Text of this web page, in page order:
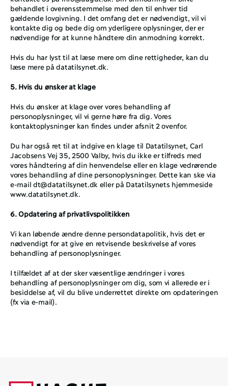
behandlet i overensstemmelse med den til enhver tid
gældende lovgivning. I det omfang det er nødvendigt, vil vi
kontakte dig og bede dig om yderligere oplysninger, der er
nødvendige for at kunne håndtere din anmodning korrekt.
Hvis du har lyst til at læse mere om dine rettigheder, kan du
læse mere på datatilsynet.dk
5. Hvis du ønsker at klage
Hvis du ønsker at klage over vores behandling af
personoplysninger, vil vi gerne høre fra dig. Vores
kontaktoplysninger kan findes under afsnit ‎2 ovenfor.
Du har også ret til at indgive en klage til Datatilsynet, Carl
Jacobsens Vej 35, 2500 Valby, hvis du ikke er tilfreds med
vores håndtering af din henvendelse eller en klage vedrørende
vores behandling af dine personoplysninger. Dette kan ske via
e-mail dt@datatilsynet.dk
eller på Datatilsynets hjemmeside
www.datatilsynet.dk
6. Opdatering af privatlivspolitikken
Vi kan løbende ændre denne persondatapolitik, hvis det er
nødvendigt for at give en retvisende beskrivelse af vores
behandling af personoplysninger.
I tilfældet af at der sker væsentlige ændringer i vores
behandling af personoplysninger om dig, som vi allerede er i
besiddelse af, vil du blive underrettet direkte om opdateringen
(fx via e-mail).